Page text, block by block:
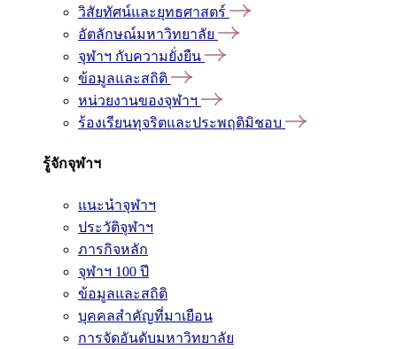
วิสัยทัศน์และยุทธศาสตร์
อัตลักษณ์มหาวิทยาลัย
จุฬาฯ กับความยั่งยืน
ข้อมูลและสถิติ
หน่วยงานของจุฬาฯ
ร้องเรียนทุจริตและประพฤติมิชอบ
รู้จักจุฬาฯ
แนะนำจุฬาฯ
ประวัติจุฬาฯ
ภารกิจหลัก
จุฬาฯ 100 ปี
ข้อมูลและสถิติ
บุคคลสำคัญที่มาเยือน
การจัดอันดับมหาวิทยาลัย